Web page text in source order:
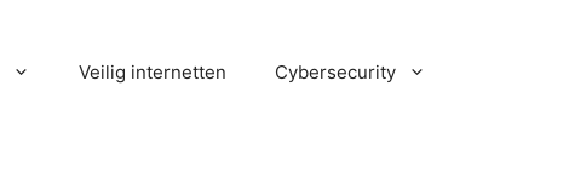
Veilig internetten Cybersecurity